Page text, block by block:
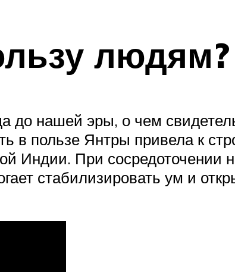
людям?
до нашей эры, о чем
в пользе Янтры привела к
Индии. При сосредоточении
стабилизировать ум и